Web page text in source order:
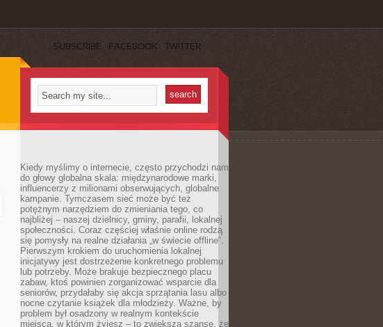
SUBSCRIBE FACEBOOK TWITTER
Kiedy myślimy o internecie, często przychodzi nam
do głowy globalna skala: międzynarodowe marki,
influencerzy z milionami obserwujących, globalne
kampanie. Tymczasem sieć może być też
potężnym narzędziem do zmieniania tego, co
najbliżej – naszej dzielnicy, gminy, parafii, lokalnej
społeczności. Coraz częściej właśnie online rodzą
się pomysły na realne działania „w świecie offline”.
Pierwszym krokiem do uruchomienia lokalnej
inicjatywy jest dostrzeżenie konkretnego problemu
lub potrzeby. Może brakuje bezpiecznego placu
zabaw, ktoś powinien zorganizować wsparcie dla
seniorów, przydałaby się akcja sprzątania lasu albo
nocne czytanie książek dla młodzieży. Ważne, by
problem był osadzony w realnym kontekście
miejsca, w którym żyjesz – to zwiększa szanse, że